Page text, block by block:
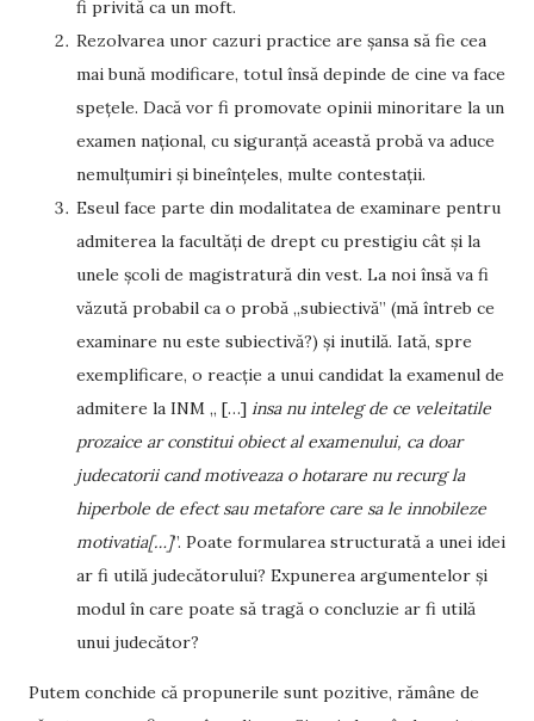
fi privită ca un moft.
Rezolvarea unor cazuri practice are șansa să fie cea
mai bună modificare, totul însă depinde de cine va face
spețele. Dacă vor fi promovate opinii minoritare la un
examen național, cu siguranță această probă va aduce
nemulțumiri și bineînțeles, multe contestații.
Eseul face parte din modalitatea de examinare pentru
admiterea la facultăți de drept cu prestigiu cât și la
unele școli de magistratură din vest. La noi însă va fi
văzută probabil ca o probă „subiectivă” (mă întreb ce
examinare nu este subiectivă?) și inutilă. Iată, spre
exemplificare, o reacție a unui candidat la examenul de
admitere la INM „ […] insa nu inteleg de ce veleitatile
prozaice ar constitui obiect al examenului, ca doar
judecatorii cand motiveaza o hotarare nu recurg la
hiperbole de efect sau metafore care sa le innobileze
motivatia[…]”. Poate formularea structurată a unei idei
ar fi utilă judecătorului? Expunerea argumentelor și
modul în care poate să tragă o concluzie ar fi utilă
unui judecător?
Putem conchide că propunerile sunt pozitive, rămâne de